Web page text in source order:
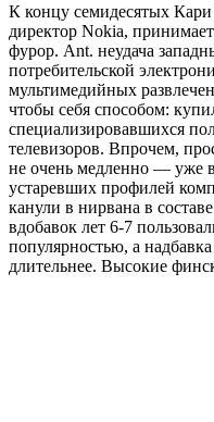
К концу семидесятых
директор Nokia,
фурор. Ant. неудача
потребительской
мультимедийных
чтобы себя способом:
специализировавшихся
телевизоров. Впрочем,
не очень медленно — уже в
устаревших профилей
канули в нирвана в
вдобавок лет 6-7
популярностью, а
длительнее. Высокие